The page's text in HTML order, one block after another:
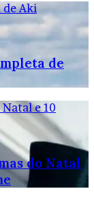
de Aki
de
e 10
do Natal